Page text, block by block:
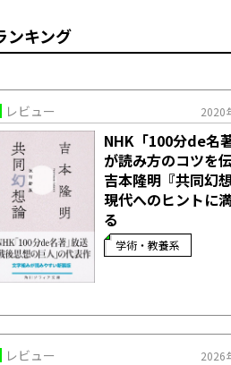
ンキング
レビュー 2020
NHK「100分de名
が読み方のコツを
吉本隆明『共同幻
現代へのヒントに
る
学術・教養系
レビュー 2026